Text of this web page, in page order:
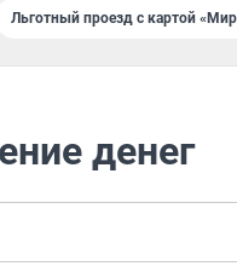
Льготный проезд с картой
денег